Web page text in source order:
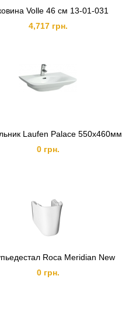
Volle 46 см 13-01-031
4,717 грн.
Laufen Palace 550х460мм
0 грн.
Roca Meridian New
0 грн.